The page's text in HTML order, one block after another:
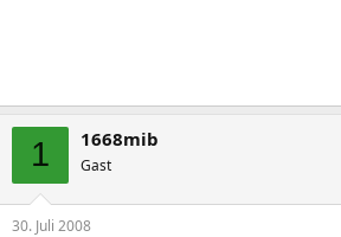
1 1668mib
Gast
30. Juli 2008